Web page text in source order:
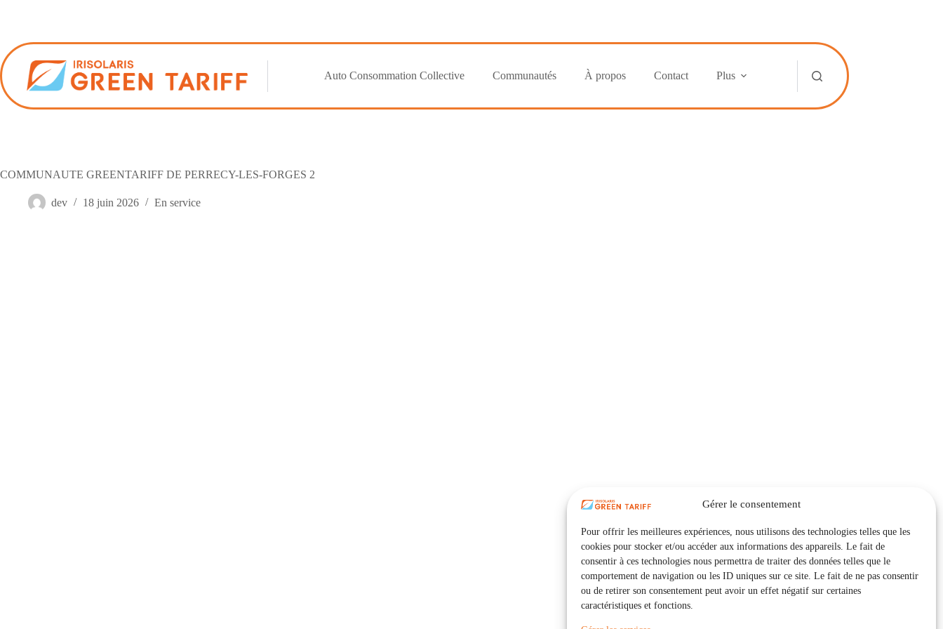
Gérer le consentement
Pour offrir les meilleures expériences, nous utilisons des technologies telles que les
cookies pour stocker et/ou accéder aux informations des appareils. Le fait de
consentir à ces technologies nous permettra de traiter des données telles que le
comportement de navigation ou les ID uniques sur ce site. Le fait de ne pas consentir
ou de retirer son consentement peut avoir un effet négatif sur certaines
caractéristiques et fonctions.
Auto Consommation Collective Communautés À propos Contact Plus
COMMUNAUTE GREENTARIFF DE PERRECY-LES-FORGES 2
dev 18 juin 2026 En service